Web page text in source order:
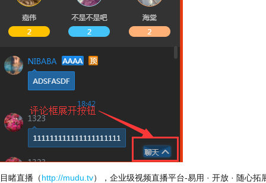
目睹直播（http://mudu.tv），企业级视频直播平台-易用 · 开放 · 随心拓